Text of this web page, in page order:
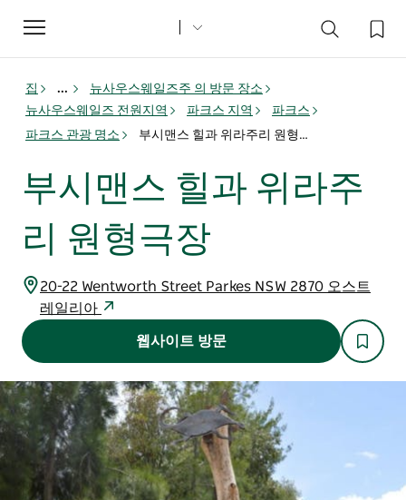
Toggle
navigation
집 ...
뉴사우스웨일즈주 의 방문 장소
뉴사우스웨일즈 전원지역
파크스 지역
파크스
파크스 관광 명소
부시맨스 힐과 위라주리 원형극장
부시맨스 힐과 위라주
리 원형극장
20-22 Wentworth Street Parkes NSW 2870 오스트
레일리아
웹사이트 방문